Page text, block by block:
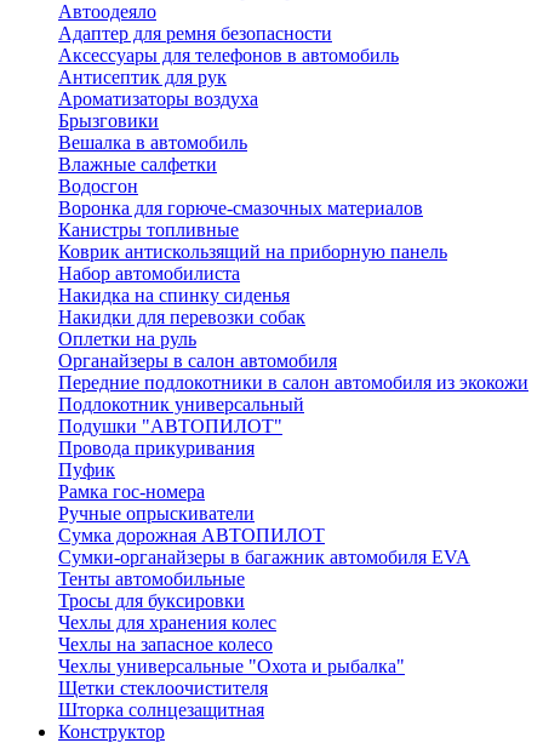
Автоодеяло
Адаптер для ремня безопасности
Аксессуары для телефонов в автомобиль
Антисептик для рук
Ароматизаторы воздуха
Брызговики
Вешалка в автомобиль
Влажные салфетки
Водосгон
Воронка для горюче-смазочных материалов
Канистры топливные
Коврик антискользящий на приборную панель
Набор автомобилиста
Накидка на спинку сиденья
Накидки для перевозки собак
Оплетки на руль
Органайзеры в салон автомобиля
Передние подлокотники в салон автомобиля из экокожи
Подлокотник универсальный
Подушки "АВТОПИЛОТ"
Провода прикуривания
Пуфик
Рамка гос-номера
Ручные опрыскиватели
Сумка дорожная АВТОПИЛОТ
Сумки-органайзеры в багажник автомобиля EVA
Тенты автомобильные
Тросы для буксировки
Чехлы для хранения колес
Чехлы на запасное колесо
Чехлы универсальные "Охота и рыбалка"
Щетки стеклоочистителя
Шторка солнцезащитная
Конструктор